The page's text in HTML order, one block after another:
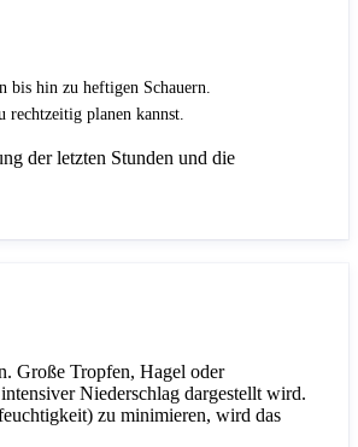
bis hin zu heftigen Schauern.
rechtzeitig planen kannst.
der letzten Stunden und die
Große Tropfen, Hagel oder
Niederschlag dargestellt wird.
zu minimieren, wird das